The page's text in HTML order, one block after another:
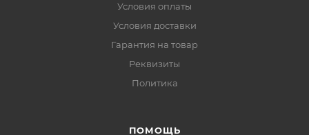
Условия оплаты
Условия доставки
Гарантия на товар
Реквизиты
Политика
ПОМОЩЬ